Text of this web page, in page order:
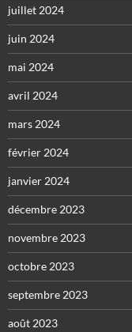
juillet 2024
juin 2024
mai 2024
avril 2024
mars 2024
février 2024
janvier 2024
décembre 2023
novembre 2023
octobre 2023
septembre 2023
août 2023